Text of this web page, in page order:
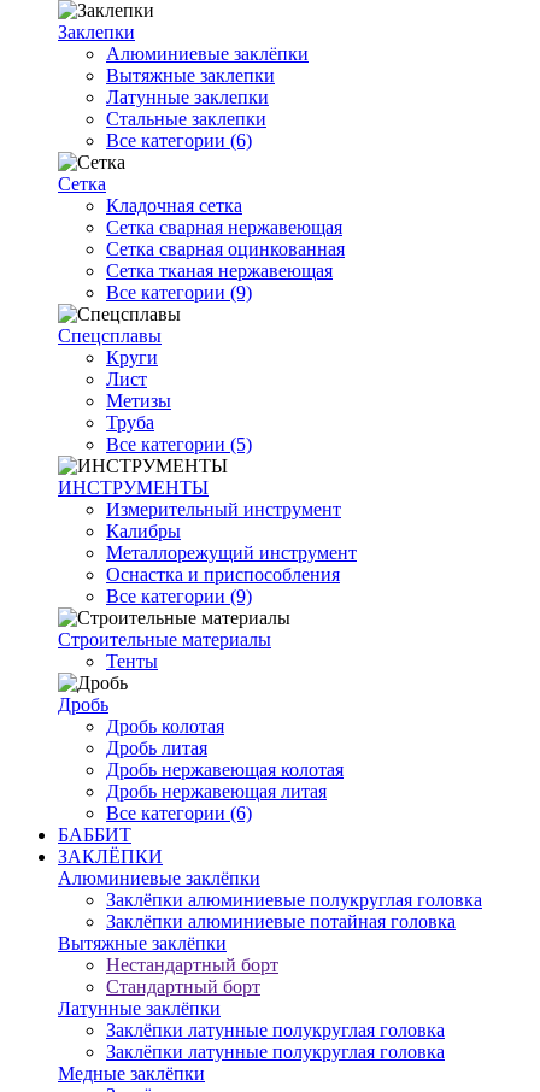
Заклепки
Алюминиевые заклёпки
Вытяжные заклепки
Латунные заклепки
Стальные заклепки
Все категории (6)
Сетка
Кладочная сетка
Сетка сварная нержавеющая
Сетка сварная оцинкованная
Сетка тканая нержавеющая
Все категории (9)
Спецсплавы
Круги
Лист
Метизы
Труба
Все категории (5)
ИНСТРУМЕНТЫ
Измерительный инструмент
Калибры
Металлорежущий инструмент
Оснастка и приспособления
Все категории (9)
Строительные материалы
Тенты
Дробь
Дробь колотая
Дробь литая
Дробь нержавеющая колотая
Дробь нержавеющая литая
Все категории (6)
БАББИТ
ЗАКЛЁПКИ
Алюминиевые заклёпки
Заклёпки алюминиевые полукруглая головка
Заклёпки алюминиевые потайная головка
Вытяжные заклёпки
Нестандартный борт
Стандартный борт
Латунные заклёпки
Заклёпки латунные полукруглая головка
Заклёпки латунные полукруглая головка
Медные заклёпки